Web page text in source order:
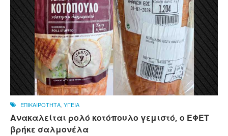
ΕΠΙΚΑΙΡΟΤΗΤΑ, ΥΓΕΙΑ
Ανακαλείται ρολό κοτόπουλο γεμιστό, ο ΕΦΕΤ
βρήκε σαλμονέλα